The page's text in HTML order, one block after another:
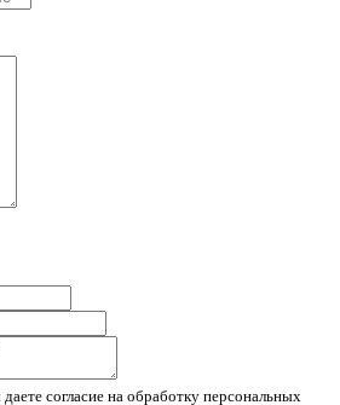
согласие на обработку персональных